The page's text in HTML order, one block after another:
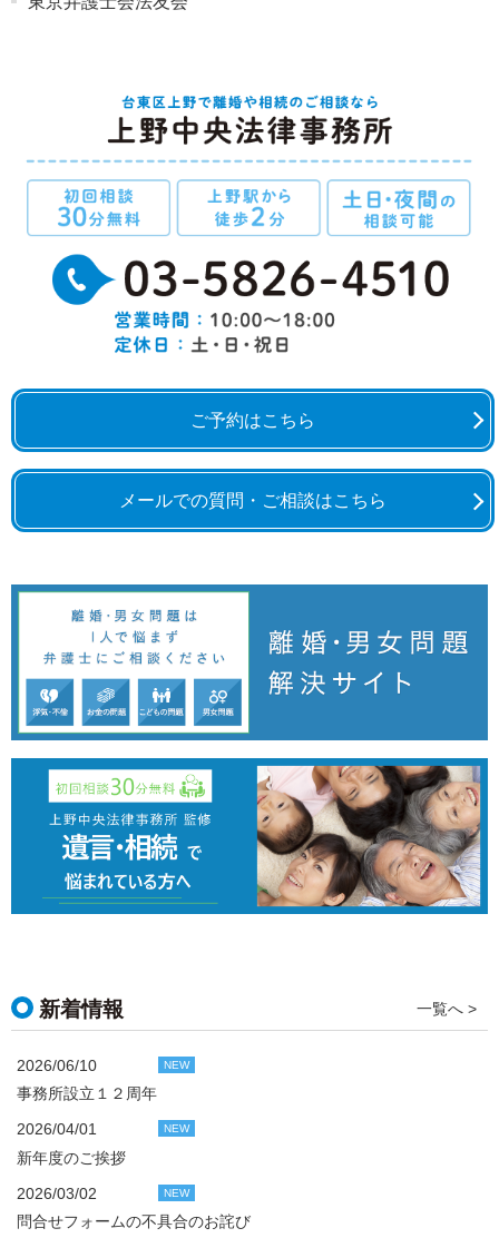
ご予約はこちら
メールでの質問・ご相談はこちら
新着情報 一覧へ >
2026/06/10 NEW
事務所設立１２周年
2026/04/01 NEW
新年度のご挨拶
2026/03/02 NEW
問合せフォームの不具合のお詫び